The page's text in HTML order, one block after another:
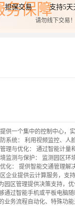
务保障
担保交易 支持5天
请勿线下交易
供一个集中的控制中心，
系统： 利用视频监控、
理与优化： 通过智能计
监测与保护： 监测园区
化： 提供智能交通管理
企业提供云计算服务，支
园区管理提供决策支持，
通过智能手机或平板电脑
业务流程自动化、特殊功能